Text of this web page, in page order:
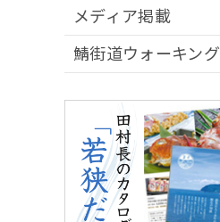
メディア掲載
鯖街道ウォーキング